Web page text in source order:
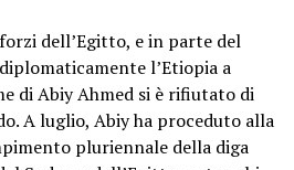
dell’Egitto, e in parte del
l’Etiopia a
di Abiy Ahmed si è rifiutato di
A luglio, Abiy ha proceduto alla
pluriennale della diga